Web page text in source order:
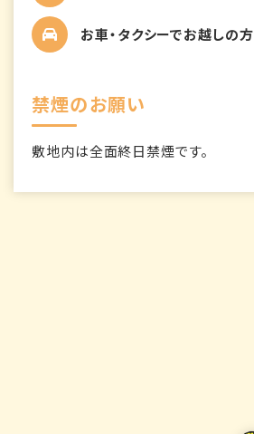
お車・タクシーでお越しの方
禁煙のお願い
敷地内は全面終日禁煙です。